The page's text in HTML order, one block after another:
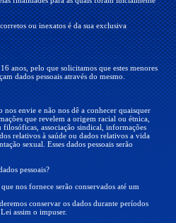
ou inexatos é da sua exclusiva
anos, pelo que solicitamos que estes menores
dados pessoais através do mesmo.
nos envie e não nos dê a conhecer quaisquer
que revelem a origem racial ou étnica,
associação sindical, informações
relativos à saúde ou dados relativos a vida
sexual. Esses dados pessoais serão
pessoais?
nos fornece serão conservados até um
conservar os dados durante períodos
assim o impuser.